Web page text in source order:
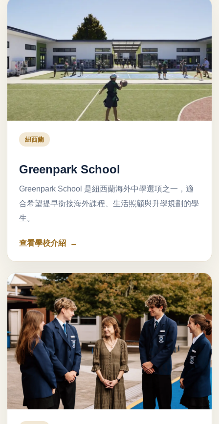
紐西蘭
Greenpark School
Greenpark School 是紐西蘭海外中學選項之一，適
合希望提早銜接海外課程、生活照顧與升學規劃的學
生。
查看學校介紹